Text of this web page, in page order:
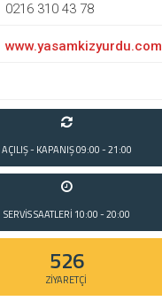
0216 310 43 78
www.yasamkizyurdu.com
AÇILIŞ - KAPANIŞ09:00 - 21:00
SERVİS SAATLERİ 10:00 - 20:00
526
ZİYARETÇİ